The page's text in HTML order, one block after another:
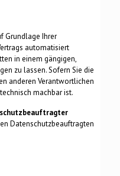
Grundlage Ihrer
automatisiert
in einem gängigen,
zu lassen. Sofern Sie die
anderen Verantwortlichen
machbar ist.
Datenschutzbeauftragten